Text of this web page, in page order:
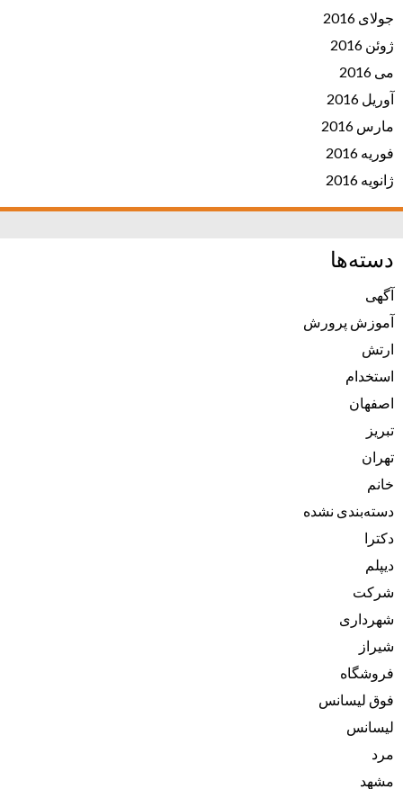
جولای 2016
ژوئن 2016
می 2016
آوریل 2016
مارس 2016
فوریه 2016
ژانویه 2016
دسته‌ها
آگهی
آموزش پرورش
ارتش
استخدام
اصفهان
تبریز
تهران
خانم
دسته‌بندی نشده
دکترا
دیپلم
شرکت
شهرداری
شیراز
فروشگاه
فوق لیسانس
لیسانس
مرد
مشهد